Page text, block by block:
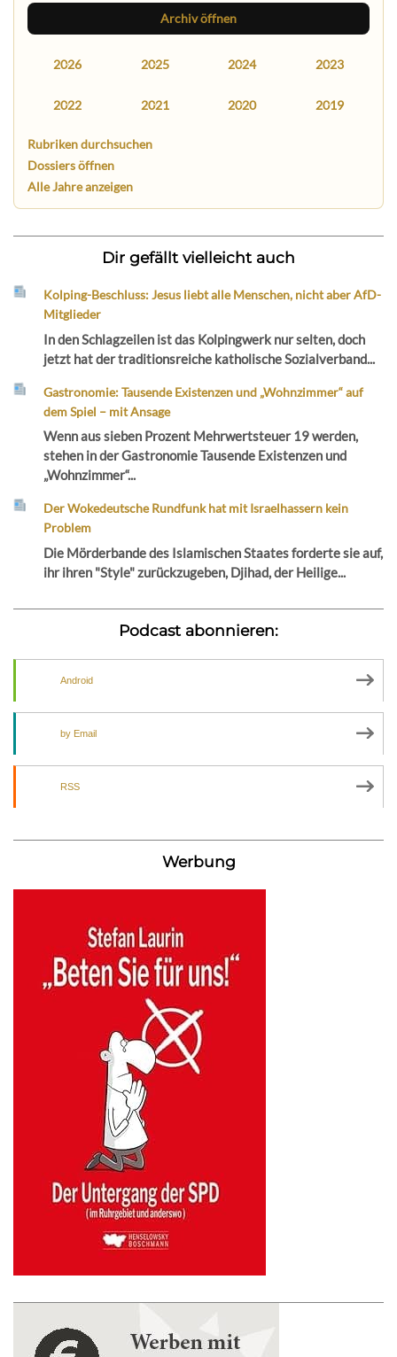
Archiv öffnen
2026 2025 2024 2023
2022 2021 2020 2019
Rubriken durchsuchen
Dossiers öffnen
Alle Jahre anzeigen
Dir gefällt vielleicht auch
Kolping-Beschluss: Jesus liebt alle Menschen, nicht aber AfD-
Mitglieder
In den Schlagzeilen ist das Kolpingwerk nur selten, doch
jetzt hat der traditionsreiche katholische Sozialverband...
Gastronomie: Tausende Existenzen und „Wohnzimmer“ auf
dem Spiel – mit Ansage
Wenn aus sieben Prozent Mehrwertsteuer 19 werden,
stehen in der Gastronomie Tausende Existenzen und
„Wohnzimmer“...
Der Wokedeutsche Rundfunk hat mit Israelhassern kein
Problem
Die Mörderbande des Islamischen Staates forderte sie auf,
ihr ihren "Style" zurückzugeben, Djihad, der Heilige...
Podcast abonnieren:
Android
by Email
RSS
Werbung